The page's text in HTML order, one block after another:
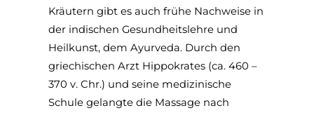
Kräutern gibt es auch frühe Nachweise in
der indischen Gesundheitslehre und
Heilkunst, dem Ayurveda. Durch den
griechischen Arzt Hippokrates (ca. 460 –
370 v. Chr.) und seine medizinische
Schule gelangte die Massage nach